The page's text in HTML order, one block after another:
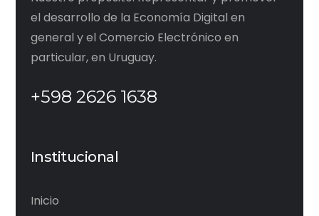
el desarrollo de la Economía Digital en
general y el Comercio Electrónico en
particular, en Uruguay.
+598 2626 1638
Institucional
Inicio